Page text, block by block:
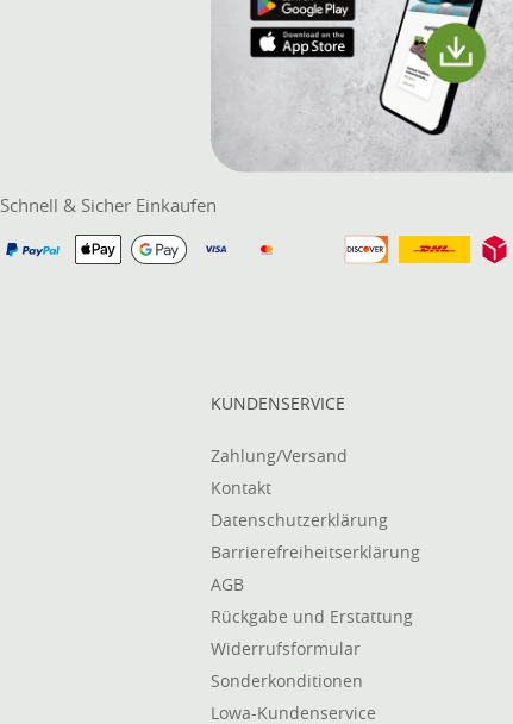
Schnell & Sicher Einkaufen
KUNDENSERVICE
Zahlung/Versand
Kontakt
Datenschutzerklärung
Barrierefreiheitserklärung
AGB
Rückgabe und Erstattung
Widerrufsformular
Sonderkonditionen
Lowa-Kundenservice